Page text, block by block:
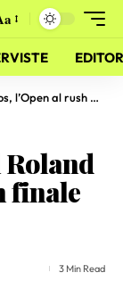
al rush finale
finale
3 Min Read